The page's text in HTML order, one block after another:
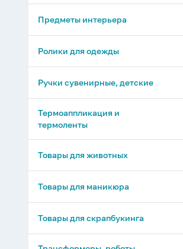
Предметы интерьера
Ролики для одежды
Ручки сувенирные, детские
Термоаппликация и
термоленты
Товары для животных
Товары для маникюра
Товары для скрапбукинга